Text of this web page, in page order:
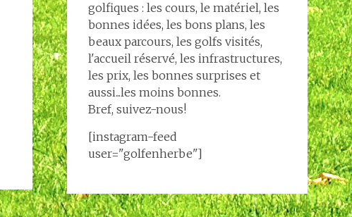
golfiques : les cours, le matériel, les
bonnes idées, les bons plans, les
beaux parcours, les golfs visités,
l'accueil réservé, les infrastructures,
les prix, les bonnes surprises et
aussi...les moins bonnes.
Bref, suivez-nous!
[instagram-feed
user="golfenherbe"]